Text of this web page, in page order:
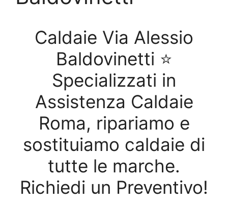
Caldaie Via Alessio
Baldovinetti ⭐
Specializzati in
Assistenza Caldaie
Roma, ripariamo e
sostituiamo caldaie di
tutte le marche.
Richiedi un Preventivo!